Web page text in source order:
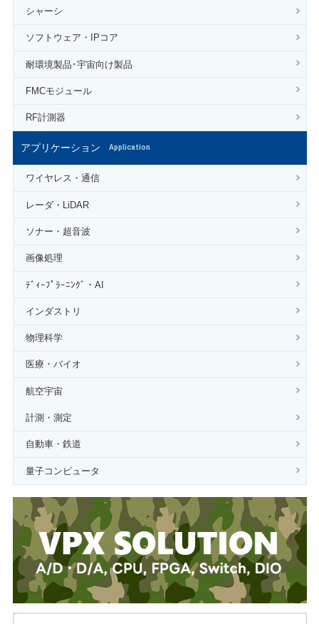
シャーシ
ソフトウェア・IPコア
耐環境製品･宇宙向け製品
FMCモジュール
RF計測器
アプリケーション Application
ワイヤレス・通信
レーダ・LiDAR
ソナー・超音波
画像処理
ﾃﾞｨｰﾌﾟﾗｰﾆﾝｸﾞ・AI
インダストリ
物理科学
医療・バイオ
航空宇宙
計測・測定
自動車・鉄道
量子コンピュータ